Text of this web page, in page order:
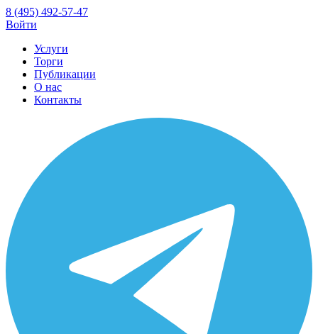
8 (495) 492-57-47
Войти
Услуги
Торги
Публикации
О нас
Контакты